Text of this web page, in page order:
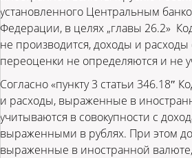
установленного Центральным
Федерации, в целях „главы 26.2»
не производится, доходы и расходы
переоценки не определяются и не
Согласно «пункту 3 статьи 346.18″
и расходы, выраженные в
учитываются в совокупности с
выраженными в рублях. При этом
выраженные в иностранной